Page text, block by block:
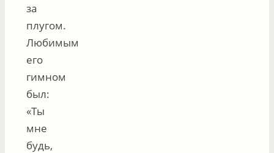
за
плугом.
Любимым
его
гимном
был:
«Ты
мне
будь,